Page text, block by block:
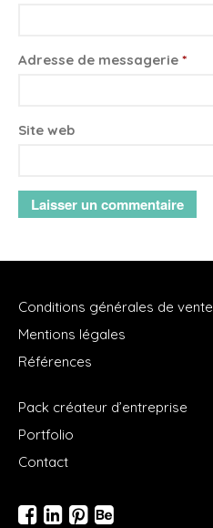
Adresse de messagerie *
Site web
Conditions générales de vente
Mentions légales
Références
Pack créateur d’entreprise
Portfolio
Contact